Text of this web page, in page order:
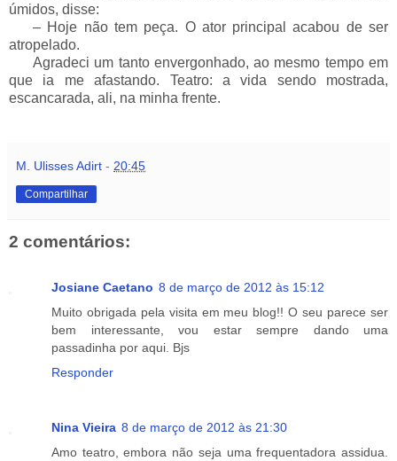
úmidos, disse:
– Hoje não tem peça. O ator principal acabou de ser
atropelado.
Agradeci um tanto envergonhado, ao mesmo tempo em
que ia me afastando. Teatro: a vida sendo mostrada,
escancarada, ali, na minha frente.
M. Ulisses Adirt - 20:45
Compartilhar
2 comentários:
Josiane Caetano 8 de março de 2012 às 15:12
Muito obrigada pela visita em meu blog!! O seu parece ser
bem interessante, vou estar sempre dando uma
passadinha por aqui. Bjs
Responder
Nina Vieira 8 de março de 2012 às 21:30
Amo teatro, embora não seja uma frequentadora assidua.